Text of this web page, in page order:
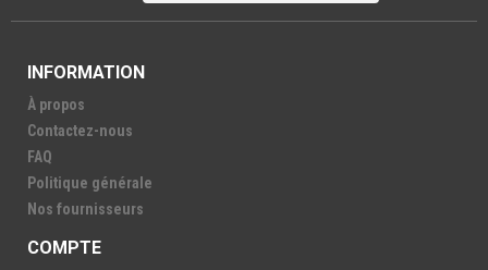
INFORMATION
À propos
Contactez-nous
FAQ
Politique générale
Nos fournisseurs
COMPTE